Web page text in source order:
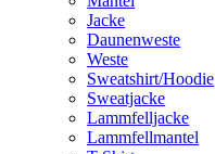
Jacke
Daunenweste
Weste
Sweatshirt/Hoodie
Sweatjacke
Lammfelljacke
Lammfellmantel